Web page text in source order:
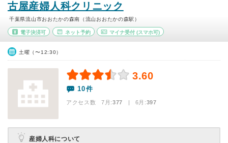
古屋産婦人科クリニック
千葉県流山市おおたかの森南（流山おおたかの森駅）
電子決済可 ネット予約 マイナ受付 (スマホ可)
土曜（〜12:30）
3.60
10件
アクセス数 7月:377 | 6月:397
産婦人科について